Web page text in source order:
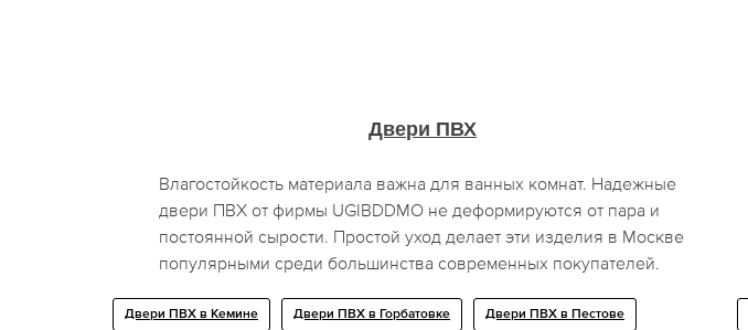
Двери ПВХ
Влагостойкость материала важна для ванных комнат. Надежные
двери ПВХ от фирмы UGIBDDMO не деформируются от пара и
постоянной сырости. Простой уход делает эти изделия в Москве
популярными среди большинства современных покупателей.
Двери ПВХ в Кемине Двери ПВХ в Горбатовке Двери ПВХ в Пестове